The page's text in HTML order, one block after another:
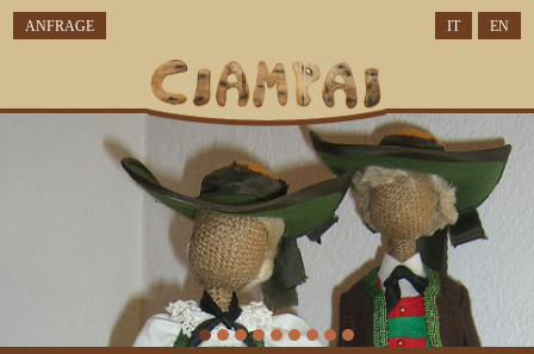
IT EN
ANFRAGE